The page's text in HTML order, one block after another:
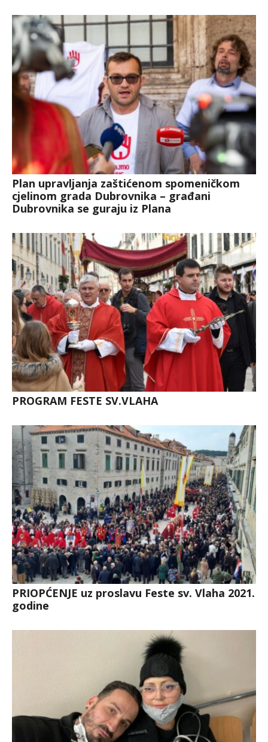
Plan upravljanja zaštićenom spomeničkom
cjelinom grada Dubrovnika – građani
Dubrovnika se guraju iz Plana
PROGRAM FESTE SV.VLAHA
PRIOPĆENJE uz proslavu Feste sv. Vlaha 2021.
godine